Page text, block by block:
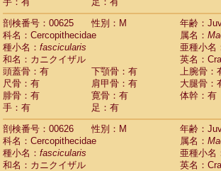
剖検番号：00625
性別：M
年齢：
科名：Cercopithecidae
属名：
種小名： fascicularis
亜種小名
和名：カニクイザル
英名：
頭蓋骨：有
下顎骨：有
上腕骨：
尺骨：有
肩甲骨：有
大腿骨：
腓骨：有
寛骨：有
体幹：有
手：有
足：有
剖検番号：00626
性別：M
年齢：
科名：Cercopithecidae
属名：
種小名： fascicularis
亜種小名
和名：カニクイザル
英名：